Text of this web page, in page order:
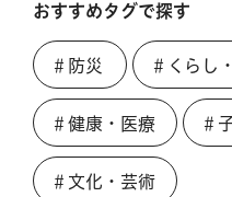
おすすめタグで探す
＃防災 ＃くらし
＃健康・医療 ＃
＃文化・芸術